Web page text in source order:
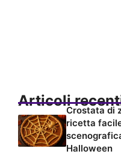
Articoli
Crostata di
ricetta
Halloween